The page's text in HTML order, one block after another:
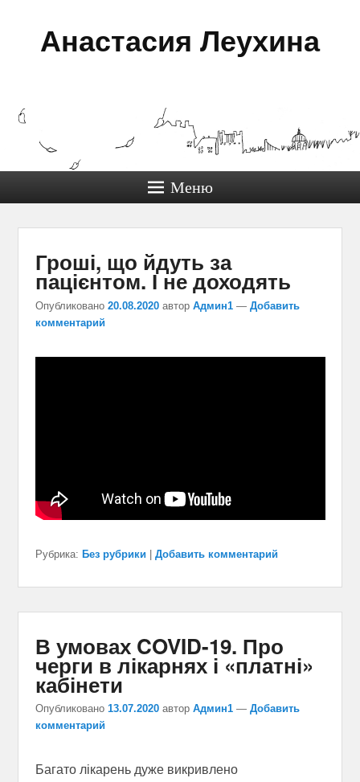
Анастасия Леухина
Меню
Гроші, що йдуть за
пацієнтом. І не доходять
Опубликовано 20.08.2020 автор Админ1 — Добавить
комментарий
Рубрика: Без рубрики | Добавить комментарий
В умовах COVID-19. Про
черги в лікарнях і «платні»
кабінети
Опубликовано 13.07.2020 автор Админ1 — Добавить
комментарий
Багато лікарень дуже викривлено